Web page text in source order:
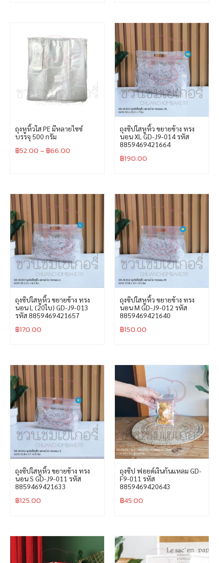
ถุงหูหิ้วใส PE มีหลายไซซ์
บรรจุ 500 กรัม
฿52.00– ฿66.00
ถุงซิปใสหูหิ้ว ขยายข้าง ทรง
นอน XL GD-J9-014 รหัส
8859469421664
฿190.00
ถุงซิปใสหูหิ้ว ขยายข้าง ทรง
นอน L (20ใบ) GD-J9-013
รหัส 8859469421657
฿170.00
ถุงซิปใสหูหิ้ว ขยายข้าง ทรง
นอน M GD-J9-012 รหัส
8859469421640
฿150.00
ถุงซิปใสหูหิ้ว ขยายข้าง ทรง
นอน S GD-J9-011 รหัส
8859469421633
฿125.00
ถุงซิป ฟอยด์เงินก้นแหลม GD-
F9-011 รหัส
8859469420643
฿45.00